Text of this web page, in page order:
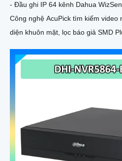
- Đầu ghi IP 64 kênh Dahua
Công nghệ AcuPick tìm kiếm video
diện khuôn mặt, lọc báo giả SMD